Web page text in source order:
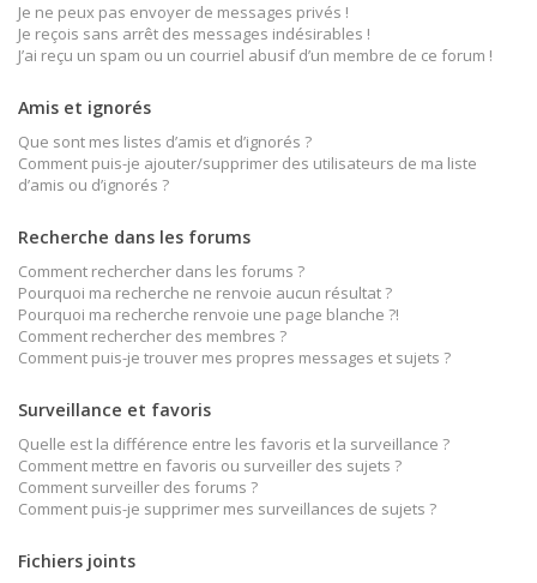
Je ne peux pas envoyer de messages privés !
Je reçois sans arrêt des messages indésirables !
J’ai reçu un spam ou un courriel abusif d’un membre de ce forum !
Amis et ignorés
Que sont mes listes d’amis et d’ignorés ?
Comment puis-je ajouter/supprimer des utilisateurs de ma liste
d’amis ou d’ignorés ?
Recherche dans les forums
Comment rechercher dans les forums ?
Pourquoi ma recherche ne renvoie aucun résultat ?
Pourquoi ma recherche renvoie une page blanche ?!
Comment rechercher des membres ?
Comment puis-je trouver mes propres messages et sujets ?
Surveillance et favoris
Quelle est la différence entre les favoris et la surveillance ?
Comment mettre en favoris ou surveiller des sujets ?
Comment surveiller des forums ?
Comment puis-je supprimer mes surveillances de sujets ?
Fichiers joints